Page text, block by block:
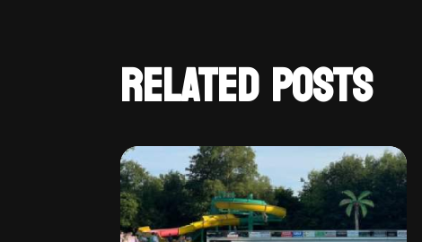
RELATED POSTS